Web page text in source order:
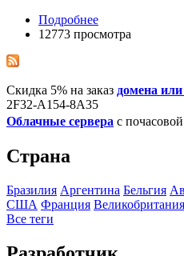
Подробнее
12773 просмотра
Скидка 5% на заказ домена или
2F32-A154-8A35
Облачные сервера с
Страна
Бразилия Аргентина Бельгия
США Франция Великобритания
Все теги